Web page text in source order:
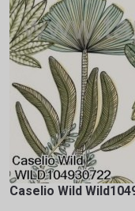
Caselio Wild